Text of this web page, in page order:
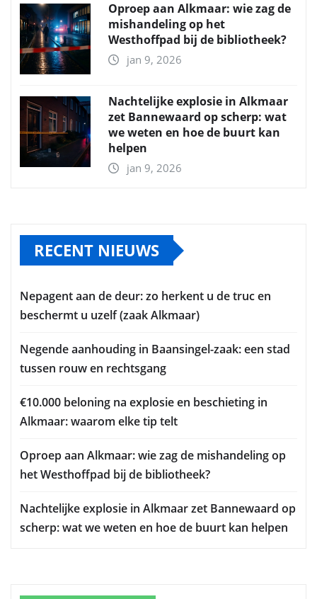
Oproep aan Alkmaar: wie zag de
mishandeling op het
Westhoffpad bij de bibliotheek?
jan 9, 2026
Nachtelijke explosie in Alkmaar
zet Bannewaard op scherp: wat
we weten en hoe de buurt kan
helpen
jan 9, 2026
RECENT NIEUWS
Nepagent aan de deur: zo herkent u de truc en
beschermt u uzelf (zaak Alkmaar)
Negende aanhouding in Baansingel-zaak: een stad
tussen rouw en rechtsgang
€10.000 beloning na explosie en beschieting in
Alkmaar: waarom elke tip telt
Oproep aan Alkmaar: wie zag de mishandeling op
het Westhoffpad bij de bibliotheek?
Nachtelijke explosie in Alkmaar zet Bannewaard op
scherp: wat we weten en hoe de buurt kan helpen